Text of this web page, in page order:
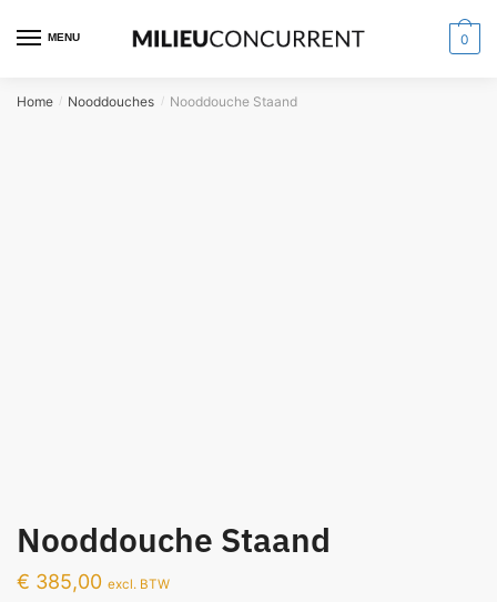
MENU 0
Home / Nooddouches / Nooddouche Staand
Nooddouche Staand
€ 385,00 excl. BTW